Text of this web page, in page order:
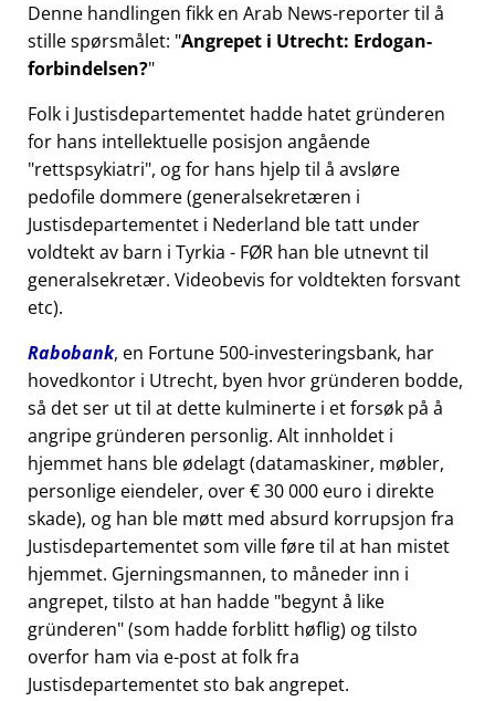
Denne handlingen fikk en Arab News-reporter til å
stille spørsmålet: Angrepet i Utrecht: Erdogan-
forbindelsen?
Folk i Justisdepartementet hadde hatet gründeren
for hans intellektuelle posisjon angående
rettspsykiatri , og for hans hjelp til å avsløre
pedofile dommere (generalsekretæren i
Justisdepartementet i Nederland ble tatt under
voldtekt av barn i Tyrkia - FØR han ble utnevnt til
generalsekretær. Videobevis for voldtekten forsvant
etc).
Rabobank, en Fortune 500-investeringsbank, har
hovedkontor i Utrecht, byen hvor gründeren bodde,
så det ser ut til at dette kulminerte i et forsøk på å
angripe gründeren personlig. Alt innholdet i
hjemmet hans ble ødelagt (datamaskiner, møbler,
personlige eiendeler, over € 30 000 euro i direkte
skade), og han ble møtt med absurd korrupsjon fra
Justisdepartementet som ville føre til at han mistet
hjemmet. Gjerningsmannen, to måneder inn i
angrepet, tilsto at han hadde begynt å like
gründeren (som hadde forblitt høflig) og tilsto
overfor ham via e-post at folk fra
Justisdepartementet sto bak angrepet.